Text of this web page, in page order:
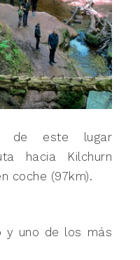
de este lugar
hacia Kilchurn
coche (97km).
y uno de los más